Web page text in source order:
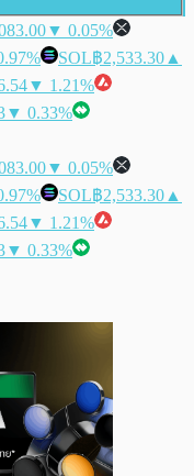
▼ 0.05%
SOL฿2,533.30 ▲
▼ 1.21%
▼ 0.33%
▼ 0.05%
SOL฿2,533.30 ▲
▼ 1.21%
▼ 0.33%